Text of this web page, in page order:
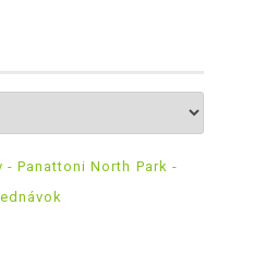
- Panattoni North Park -